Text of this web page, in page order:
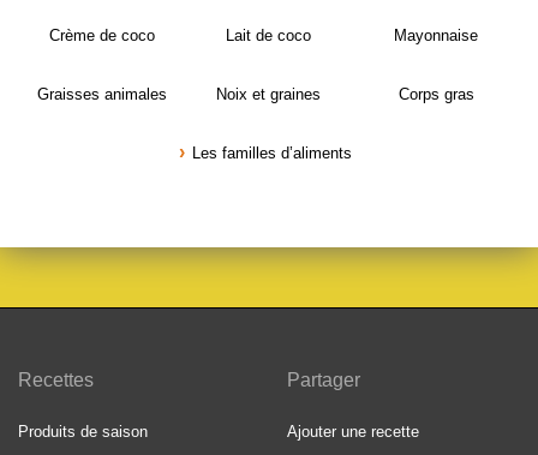
Crème de coco Lait de coco Mayonnaise
Graisses animales Noix et graines Corps gras
Les familles d’aliments
Recettes
Produits de saison
Partager
Ajouter une recette